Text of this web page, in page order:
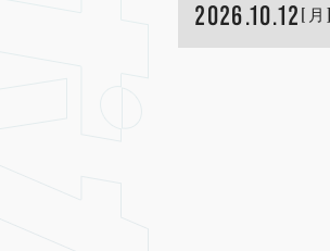
2026.10.12 [月]